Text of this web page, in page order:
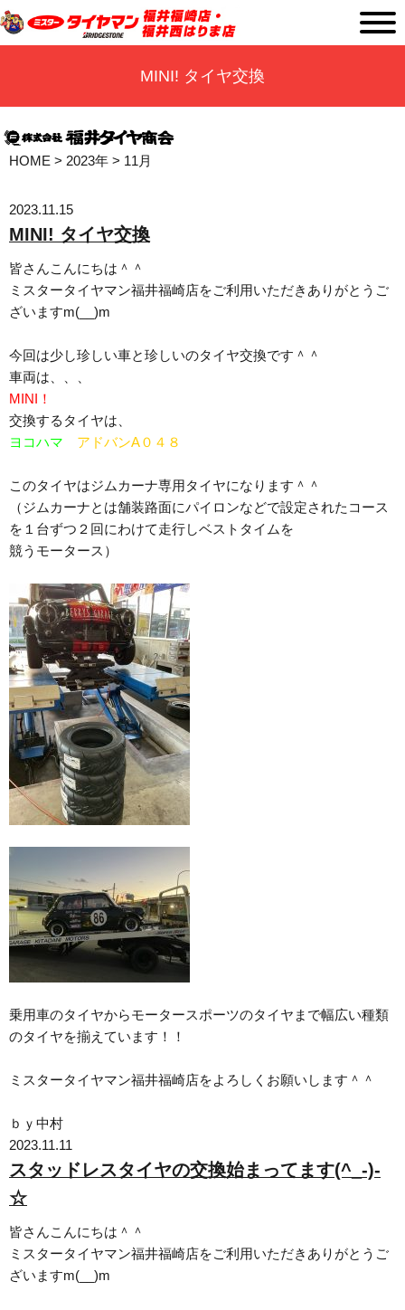
MINI! タイヤ交換
HOME > 2023年 > 11月
2023.11.15
MINI! タイヤ交換
皆さんこんにちは＾＾
ミスタータイヤマン福井福崎店をご利用いただきありがとうご
ざいますm(__)m
今回は少し珍しい車と珍しいのタイヤ交換です＾＾
車両は、、、
MINI！
交換するタイヤは、
ヨコハマ アドバンA０４８
このタイヤはジムカーナ専用タイヤになります＾＾
（ジムカーナとは舗装路面にパイロンなどで設定されたコース
を１台ずつ２回にわけて走行しベストタイムを
競うモータース）
乗用車のタイヤからモータースポーツのタイヤまで幅広い種類
のタイヤを揃えています！！
ミスタータイヤマン福井福崎店をよろしくお願いします＾＾
ｂｙ中村
2023.11.11
スタッドレスタイヤの交換始まってます(^_-)-
☆
皆さんこんにちは＾＾
ミスタータイヤマン福井福崎店をご利用いただきありがとうご
ざいますm(__)m